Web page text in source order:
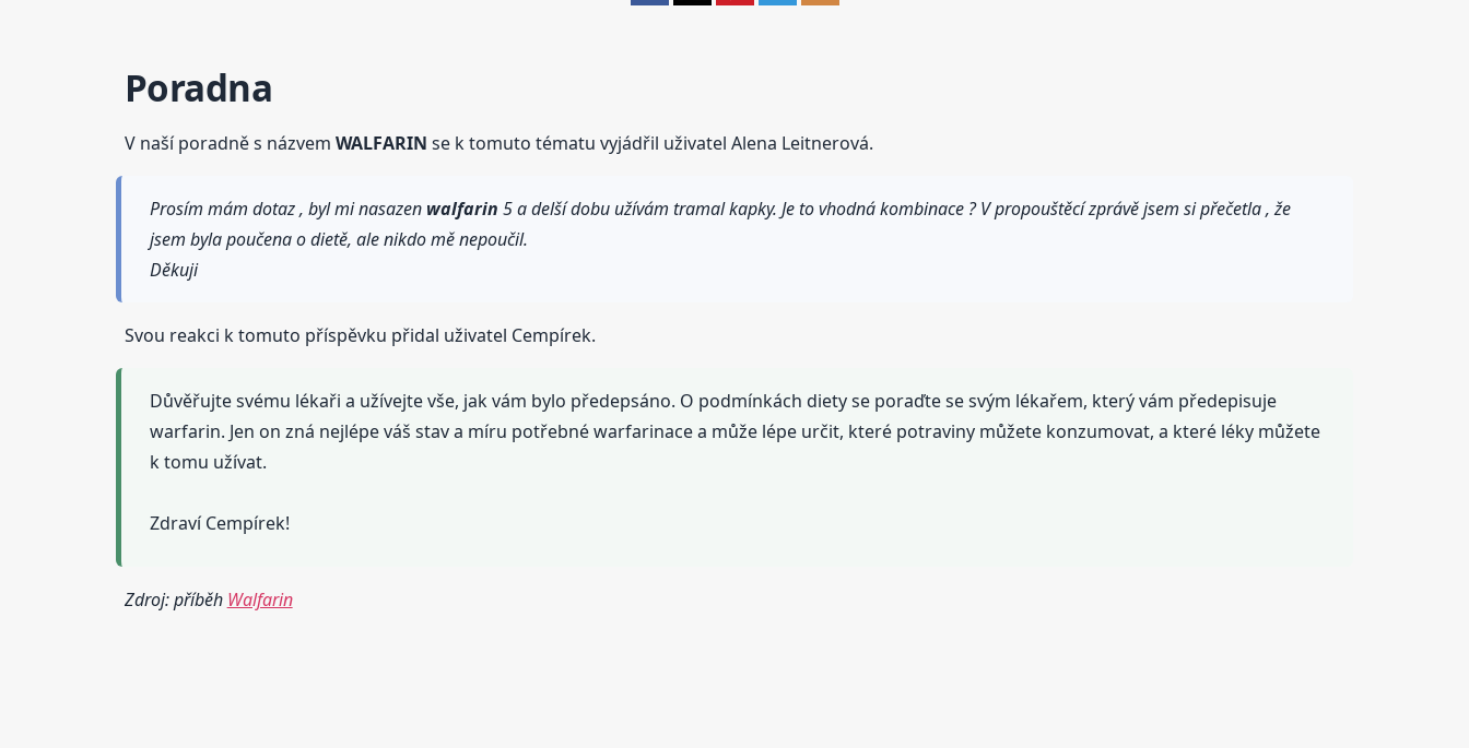
Poradna
V naší poradně s názvem WALFARIN se k tomuto tématu vyjádřil uživatel Alena Leitnerová.
Prosím mám dotaz , byl mi nasazen walfarin 5 a delší dobu užívám tramal kapky. Je to vhodná kombinace ? V propouštěcí zprávě jsem si přečetla , že
jsem byla poučena o dietě, ale nikdo mě nepoučil.
Děkuji
Svou reakci k tomuto příspěvku přidal uživatel Cempírek.
Důvěřujte svému lékaři a užívejte vše, jak vám bylo předepsáno. O podmínkách diety se poraďte se svým lékařem, který vám předepisuje
warfarin. Jen on zná nejlépe váš stav a míru potřebné warfarinace a může lépe určit, které potraviny můžete konzumovat, a které léky můžete
k tomu užívat.
Zdraví Cempírek!
Zdroj: příběh Walfarin